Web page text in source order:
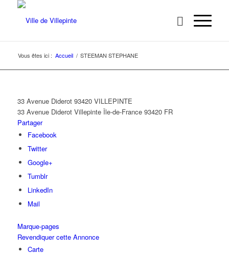
Vous êtes ici : Accueil / STEEMAN STEPHANE
33 Avenue Diderot 93420 VILLEPINTE
33 Avenue Diderot Villepinte Île-de-France 93420 FR
Partager
Facebook
Twitter
Google+
Tumblr
LinkedIn
Mail
Marque-pages
Revendiquer cette Annonce
Carte